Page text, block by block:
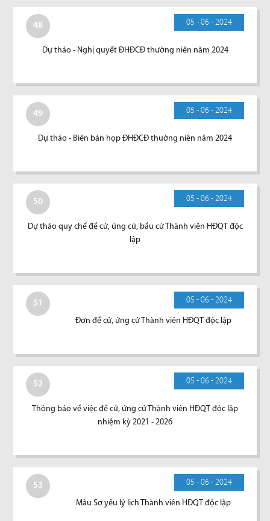
48 05 - 06 - 2024
Dự thảo - Nghị quyết ĐHĐCĐ thường niên năm 2024
49 05 - 06 - 2024
Dự thảo - Biên bản họp ĐHĐCĐ thường niên năm 2024
50 05 - 06 - 2024
Dự thảo quy chế đề cử, ứng cử, bầu cử Thành viên HĐQT độc
lập
51 05 - 06 - 2024
Đơn đề cử, ứng cử Thành viên HĐQT độc lập
52 05 - 06 - 2024
Thông báo về việc đề cử, ứng cử Thành viên HĐQT độc lập
nhiệm kỳ 2021 - 2026
53 05 - 06 - 2024
Mẫu Sơ yếu lý lịch Thành viên HĐQT độc lập